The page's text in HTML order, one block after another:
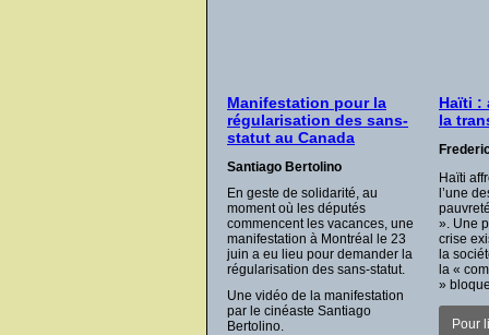
Manifestation pour la
régularisation des sans-
statut au Canada
Santiago Bertolino
En geste de solidarité, au
moment où les députés
commencent les vacances, une
manifestation à Montréal le 23
juin a eu lieu pour demander la
régularisation des sans-statut.
Une vidéo de la manifestation
par le cinéaste Santiago
Bertolino.
Haïti :
la
Haïti
l’une
». Une
crise
la
la «
»
Pour